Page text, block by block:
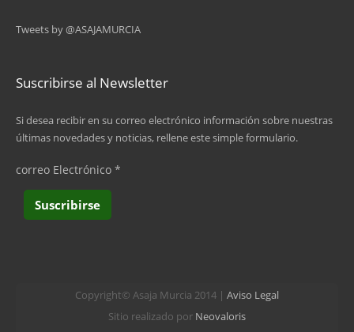
Tweets by @ASAJAMURCIA
Suscribirse al Newsletter
Si desea recibir en su correo electrónico información sobre nuestras
últimas novedades y noticias, rellene este simple formulario.
correo Electrónico *
Copyright© Asaja Murcia 2014 | Aviso Legal
Sitio realizado por Neovaloris